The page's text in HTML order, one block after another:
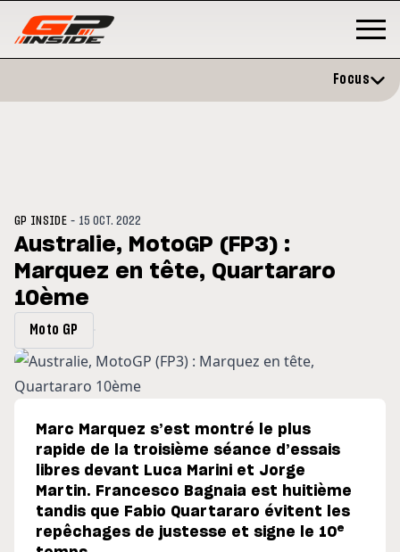
: Horaires et
du GP de Grande-
MOTO GP
Focus
GP INSIDE - 15 OCT. 2022
Australie, MotoGP (FP3) :
Marquez en tête, Quartararo
10ème
Moto GP
Marc Marquez s’est montré le plus
rapide de la troisième séance d’essais
libres devant Luca Marini et Jorge
Martin. Francesco Bagnaia est huitième
tandis que Fabio Quartararo évitent les
repêchages de justesse et signe le 10e